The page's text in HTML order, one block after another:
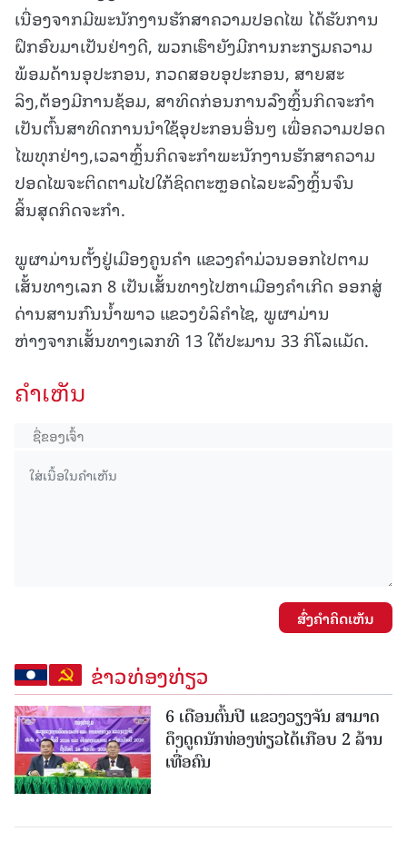
ເນື່ອງຈາກມີພະນັກງານຮັກສາຄວາມປອດໄພ ໄດ້ຮັບການ
ຝຶກອົບມາເປັນຢ່າງດີ, ພວກເຮົາຍັງມີການກະກຽມຄວາມ
ພ້ອມດ້ານອຸປະກອນ, ກວດສອບອຸປະກອນ, ສາຍສະ
ລິງ,ຕ້ອງມີການຊ້ອມ, ສາທິດກ່ອນການລົງຫຼິ້ນກິດຈະກຳ
ເປັນຕົ້ນສາທິດການນໍາໃຊ້ອຸປະກອນອື່ນໆ ເພື່ອຄວາມປອດ
ໄພທຸກຢ່າງ,ເວລາຫຼິ້ນກິດຈະກໍາພະນັກງານຮັກສາຄວາມ
ປອດໄພຈະຕິດຕາມໄປໃກ້ຊິດຕະຫຼອດໄລຍະລົງຫຼິ້ນຈົນ
ສິ້ນສຸດກິດຈະກໍາ.
ພູຜາມ່ານຕັ້ງຢູ່ເມືອງຄູນຄໍາ ແຂວງຄໍາມ່ວນອອກໄປຕາມ
ເສັ້ນທາງເລກ 8 ເປັນເສັ້ນທາງໄປຫາເມືອງຄໍາເກີດ ອອກສູ່
ດ່ານສານກົນນໍ້າພາວ ແຂວງບໍລິຄໍາໄຊ, ພູຜາມ່ານ
ຫ່າງຈາກເສັ້ນທາງເລກທີ 13 ໃຕ້ປະມານ 33 ກິໂລແມັດ.
ຄໍາເຫັນ
ສົ່ງຄໍາຄິດເຫັນ
ຂ່າວທ່ອງທ່ຽວ
6 ເດືອນຕົ້ນປີ ແຂວງວຽງຈັນ ສາມາດ
ດຶງດູດນັກທ່ອງທ່ຽວໄດ້ເກືອບ 2 ລ້ານ
ເທື່ອຄົນ